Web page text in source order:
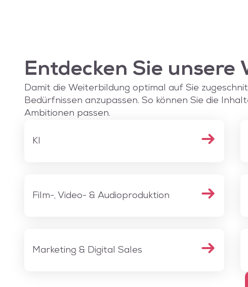
Entdecken Sie unsere
Damit die Weiterbildung optimal auf Sie
Bedürfnissen anzupassen. So können Sie die
Ambitionen passen.
KI
Film-, Video- & Audioproduktion
Marketing & Digital Sales